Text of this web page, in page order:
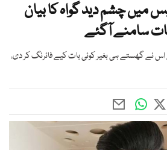
میں چشم دید گواہ کا بیان
سامنے آگئے
نے گھستے ہی بغیر کوئی بات کیے فائرنگ کر دی،